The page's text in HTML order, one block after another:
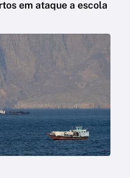
em ataque a escola